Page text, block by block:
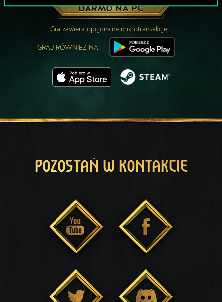
DARMO NA PC
Gra zawiera opcjonalne mikrotransakcje
GRAJ RÓWNIEŻ NA:
POZOSTAŃ W KONTAKCIE